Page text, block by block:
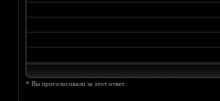
* Вы проголосовали за этот ответ.